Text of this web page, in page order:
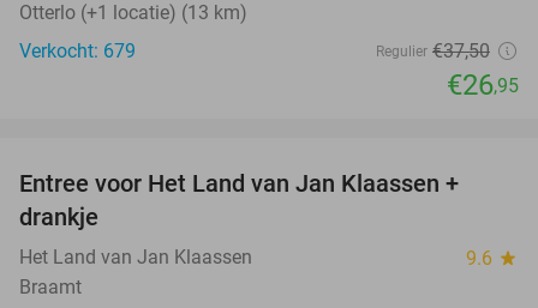
Otterlo (+1 locatie) (13 km)
Verkocht: 679
Regulier €37,50
€26,95
Entree voor Het Land van Jan Klaassen +
drankje
Het Land van Jan Klaassen 9.6 star
Braamt